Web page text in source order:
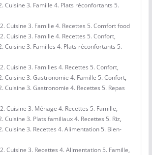
Cuisine 3. Famille 4. Plats réconfortants 5.
Cuisine 3. Famille 4. Recettes 5. Comfort food
Cuisine 3. Famille 4. Recettes 5. Confort,
Cuisine 3. Familles 4. Plats réconfortants 5.
Cuisine 3. Familles 4. Recettes 5. Confort,
Cuisine 3. Gastronomie 4. Famille 5. Confort,
Cuisine 3. Gastronomie 4. Recettes 5. Repas
Cuisine 3. Ménage 4. Recettes 5. Famille,
Cuisine 3. Plats familiaux 4. Recettes 5. Riz,
Cuisine 3. Recettes 4. Alimentation 5. Bien-
Cuisine 3. Recettes 4. Alimentation 5. Famille,